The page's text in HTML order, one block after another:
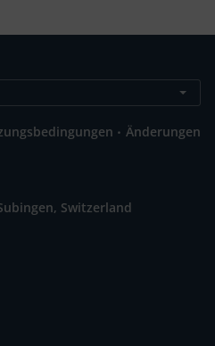
. Änderungen
Switzerland